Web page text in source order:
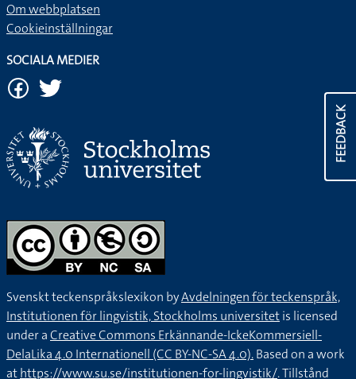
FEEDBACK
Om webbplatsen
Cookieinställningar
SOCIALA MEDIER
Svenskt teckenspråkslexikon byAvdelningen för teckenspråk,
Institutionen för lingvistik, Stockholms universitetis licensed
under aCreative Commons Erkännande-IckeKommersiell-
DelaLika 4.0 Internationell (CC BY-NC-SA 4.0).Based on a work
athttps://www.su.se/institutionen-for-lingvistik/. Tillstånd